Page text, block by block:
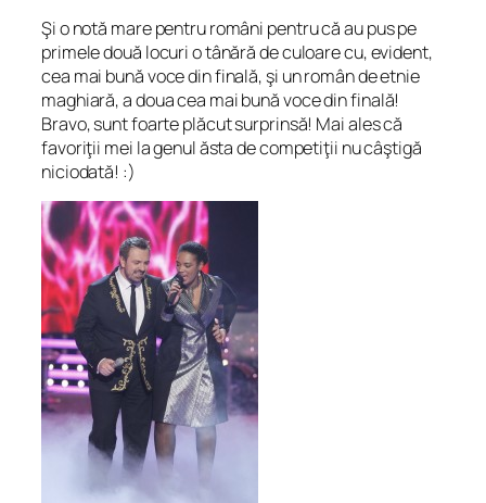
Şi o notă mare pentru români pentru că au pus pe
primele două locuri o tânără de culoare cu, evident,
cea mai bună voce din finală, şi un român de etnie
maghiară, a doua cea mai bună voce din finală!
Bravo, sunt foarte plăcut surprinsă! Mai ales că
favoriţii mei la genul ăsta de competiţii nu câştigă
niciodată! :)